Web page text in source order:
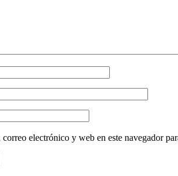
electrónico y web en este navegador